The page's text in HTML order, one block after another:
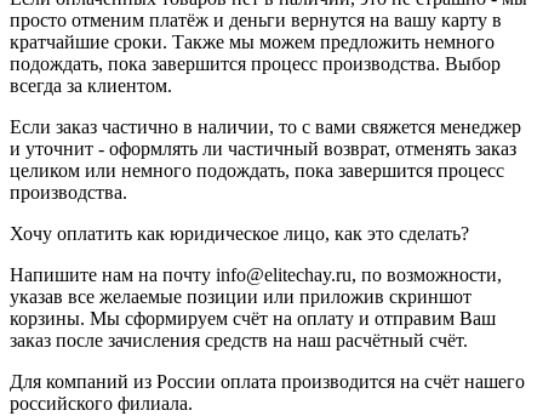
просто отменим платёж и деньги вернутся на вашу карту в
кратчайшие сроки. Также мы можем предложить немного
подождать, пока завершится процесс производства. Выбор
всегда за клиентом.
Если заказ частично в наличии, то с вами свяжется менеджер
и уточнит - оформлять ли частичный возврат, отменять заказ
целиком или немного подождать, пока завершится процесс
производства.
Хочу оплатить как юридическое лицо, как это сделать?
Напишите нам на почту info@elitechay.ru, по возможности,
указав все желаемые позиции или приложив скриншот
корзины. Мы сформируем счёт на оплату и отправим Ваш
заказ после зачисления средств на наш расчётный счёт.
Для компаний из России оплата производится на счёт нашего
российского филиала.